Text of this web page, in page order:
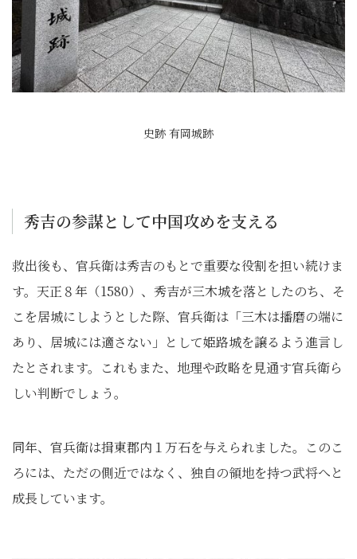
史跡 有岡城跡
秀吉の参謀として中国攻めを支える
救出後も、官兵衛は秀吉のもとで重要な役割を担い続けま
す。天正８年（1580）、秀吉が三木城を落としたのち、そ
こを居城にしようとした際、官兵衛は「三木は播磨の端に
あり、居城には適さない」として姫路城を譲るよう進言し
たとされます。これもまた、地理や政略を見通す官兵衛ら
しい判断でしょう。
同年、官兵衛は揖東郡内１万石を与えられました。このこ
ろには、ただの側近ではなく、独自の領地を持つ武将へと
成長しています。